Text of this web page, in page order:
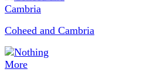
Coheed and Cambria